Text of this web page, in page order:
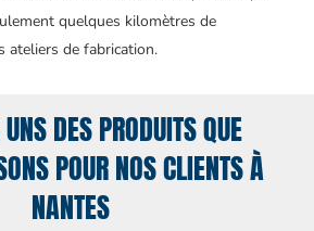
quelques kilomètres de
ateliers de fabrication.
DES PRODUITS QUE
POUR NOS CLIENTS À
NANTES